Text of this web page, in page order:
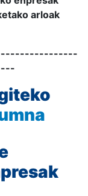
arloak